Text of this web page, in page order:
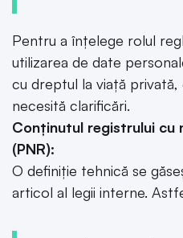
Pentru a înțelege rolul
utilizarea de date
cu dreptul la viață
necesită clarificări.
Conținutul registrului cu
(PNR):
O definiție tehnică se
articol al legii interne.